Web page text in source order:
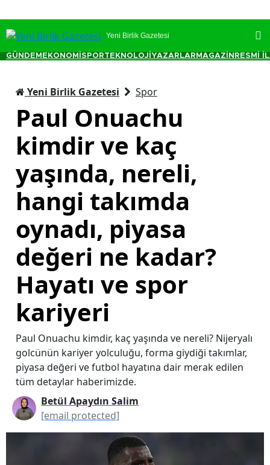
Yeni Birlik Gazetesi
GÜNDEM EKONOMİ SPORTEKNOLOJİ YAZARLAR MAGAZİN RESMİ
Yeni Birlik Gazetesi Spor
Paul Onuachu
kimdir ve kaç
yaşında, nereli,
hangi takımda
oynadı, piyasa
değeri ne kadar?
Hayatı ve spor
kariyeri
Paul Onuachu kimdir, kaç yaşında ve nereli? Nijeryalı
golcünün kariyer yolculuğu, forma giydiği takımlar,
piyasa değeri ve futbol hayatına dair merak edilen
tüm detaylar haberimizde.
Betül Apaydın Salim
[email protected]